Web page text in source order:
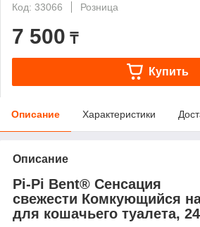
Код: 33066
Розница
7 500 ₸
Купить
Описание Характеристики
Описание
Pi-Pi Bent® Сенсация
свежести Комкующийся
для кошачьего туалета,